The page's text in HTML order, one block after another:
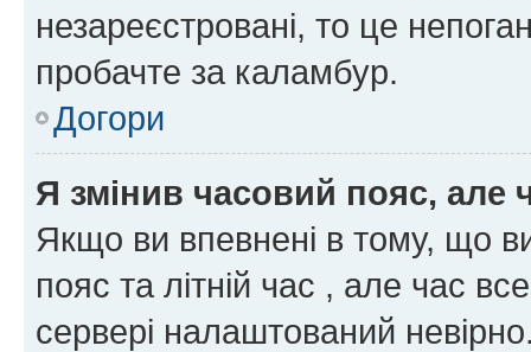
незареєстровані, то це
пробачте за каламбур.
Догори
Я змінив часовий пояс, але
Якщо ви впевнені в тому, що
пояс та літній час , але час
сервері налаштований